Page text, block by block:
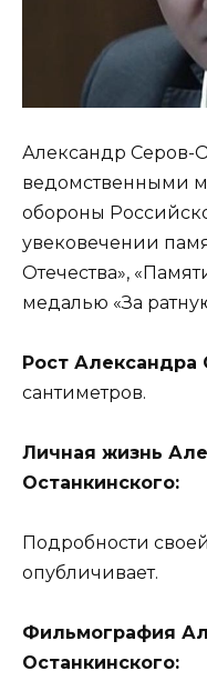
Александр Серов-
ведомственными
обороны
увековечении
Отечества»,
медалью «За
Рост Александра
сантиметров.
Личная жизнь
Останкинского:
Подробности
опубличивает.
Фильмография
Останкинского: